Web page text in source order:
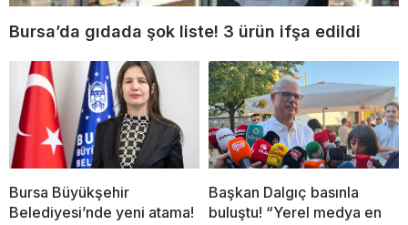
Bursa’da gıdada şok liste! 3 ürün ifşa edildi
Bursa Büyükşehir
Belediyesi’nde yeni atama!
Başkan Dalgıç basınla
buluştu! “Yerel medya en